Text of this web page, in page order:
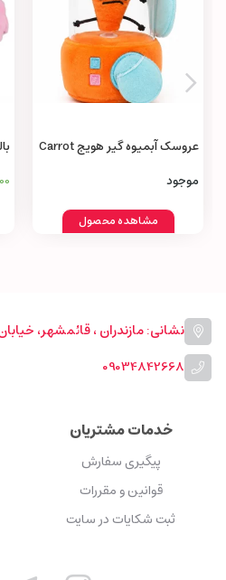
عروسک آبمیوه‌ گیر هویج Carrot
موجود
مشاهده محصول
نشانی: مازندران ، قائمشهر، خیابان
09034842668
خدمات مشتریان
پیگیری سفارش
قوانین و مقررات
ثبت شکایات در سایت